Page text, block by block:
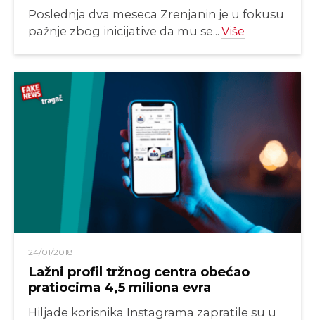
Poslednja dva meseca Zrenjanin je u fokusu
pažnje zbog inicijative da mu se... Više
24/01/2018
Lažni profil tržnog centra obećao
pratiocima 4,5 miliona evra
Hiljade korisnika Instagrama zapratile su u